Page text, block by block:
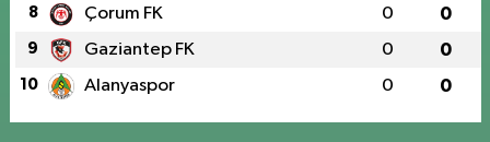
8 Çorum FK 0 0
9 Gaziantep FK 0 0
10 Alanyaspor 0 0